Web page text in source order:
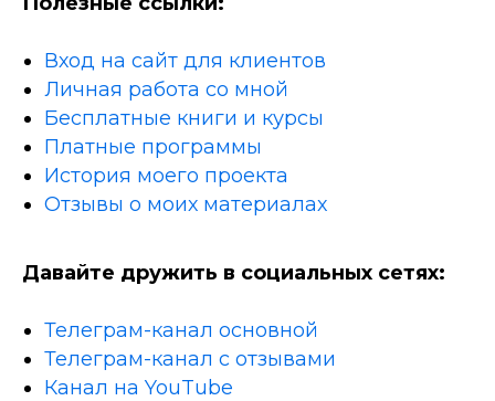
Вход на сайт для клиентов
Личная работа со мной
Бесплатные книги и курсы
Платные программы
История моего проекта
Отзывы о моих материалах
Давайте дружить в социальных сетях:
Телеграм-канал основной
Телеграм-канал с отзывами
Канал на YouTube